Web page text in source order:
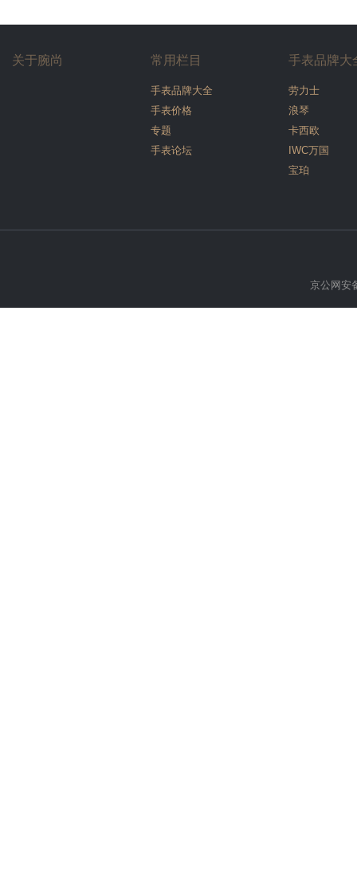
关于腕尚 常用栏目
手表品牌大全
手表价格
专题
手表论坛
手表品牌大
劳力士
浪琴
卡西欧
IWC万国
宝珀
京公网安